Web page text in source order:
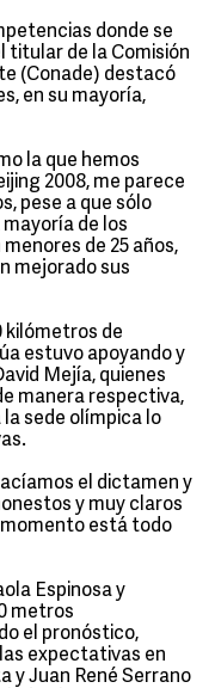
donde se
titular de la Comisión
(Conade) destacó
en su mayoría,
la que hemos
2008, me parece
pese a que sólo
mayoría de los
de 25 años,
mejorado sus
kilómetros de
estuvo apoyando y
Mejía, quienes
manera respectiva,
sede olímpica lo
el dictamen y
y muy claros
momento está todo
Espinosa y
metros
el pronóstico,
expectativas en
y Juan René Serrano